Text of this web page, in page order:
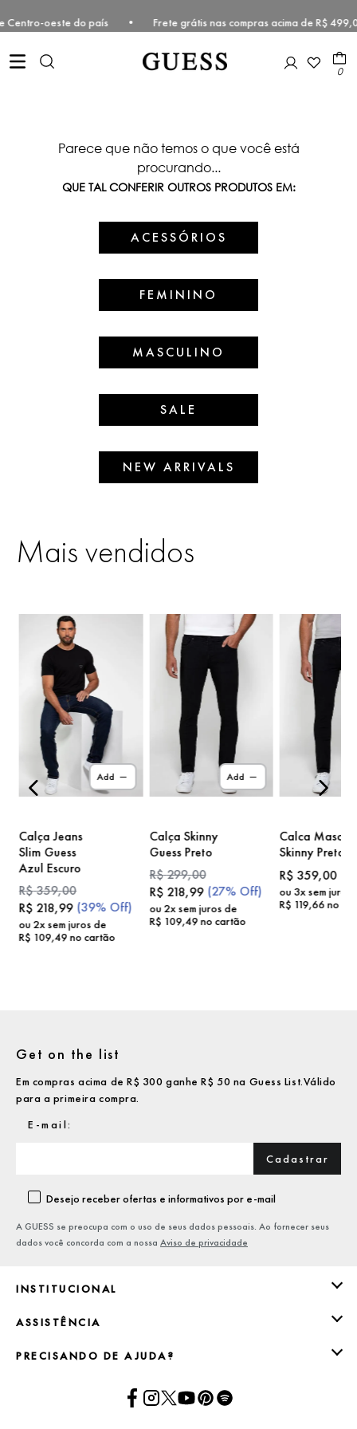
e Centro-oeste do país • Frete grátis nas compras acima de
0
Parece que não temos o que você está
procurando...
QUE TAL CONFERIR OUTROS PRODUTOS EM:
ACESSÓRIOS
FEMININO
MASCULINO
SALE
NEW ARRIVALS
Mais vendidos
Add
Calça Jeans
Slim Guess
Azul Escuro
R$359,00
R$ 218,99 (39% Off)
ou 2x sem juros de
R$ 109,49no cartão
Add
Calça Skinny
Guess Preto
R$299,00
R$ 218,99 (27% Off)
ou2x sem juros de
R$ 109,49no cartão
Calca Masc
Skinny Preto
R$ 359,00
ou 3x sem juros
R$ 119,66no
INSTITUCIONAL
ASSISTÊNCIA
PRECISANDO DE AJUDA?
Get on the list
Em compras acima de R$ 300 ganhe R$ 50 na Guess List.Válido
para a primeira compra.
Cadastrar
Desejo receber ofertas e informativos por e-mail
A GUESS se preocupa com o uso de seus dados pessoais. Ao fornecer seus
dados você concorda com a nossa Aviso de privacidade